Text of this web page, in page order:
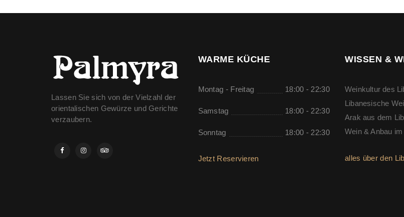
Lassen Sie sich von der Vielzahl der
orientalischen Gewürze und Gerichte
verzaubern.
WARME KÜCHE
Montag - Freitag 18:00 - 22:30
Samstag 18:00 - 22:30
Sonntag 18:00 - 22:30
Jetzt Reservieren
WISSEN &
Weinkultur des
Libanesische
Arak aus dem
Wein & Anbau
alles über den